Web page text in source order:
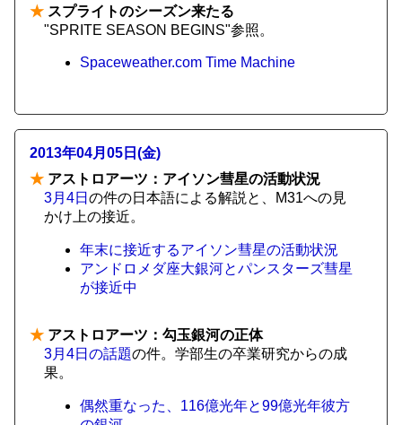
★ スプライトのシーズン来たる
"SPRITE SEASON BEGINS"参照。
Spaceweather.com Time Machine
2013年04月05日(金)
★ アストロアーツ：アイソン彗星の活動状況
3月4日 の件の日本語による解説と、M31への見
かけ上の接近。
年末に接近するアイソン彗星の活動状況
アンドロメダ座大銀河とパンスターズ彗星
が接近中
★ アストロアーツ：勾玉銀河の正体
3月4日の話題の件。学部生の卒業研究からの成
果。
偶然重なった、116億光年と99億光年彼方